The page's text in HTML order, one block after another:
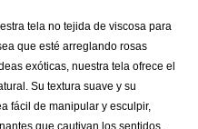
tela no tejida de viscosa para
que esté arreglando rosas
exóticas, nuestra tela ofrece el
Su textura suave y su
fácil de manipular y esculpir,
que cautivan los sentidos.